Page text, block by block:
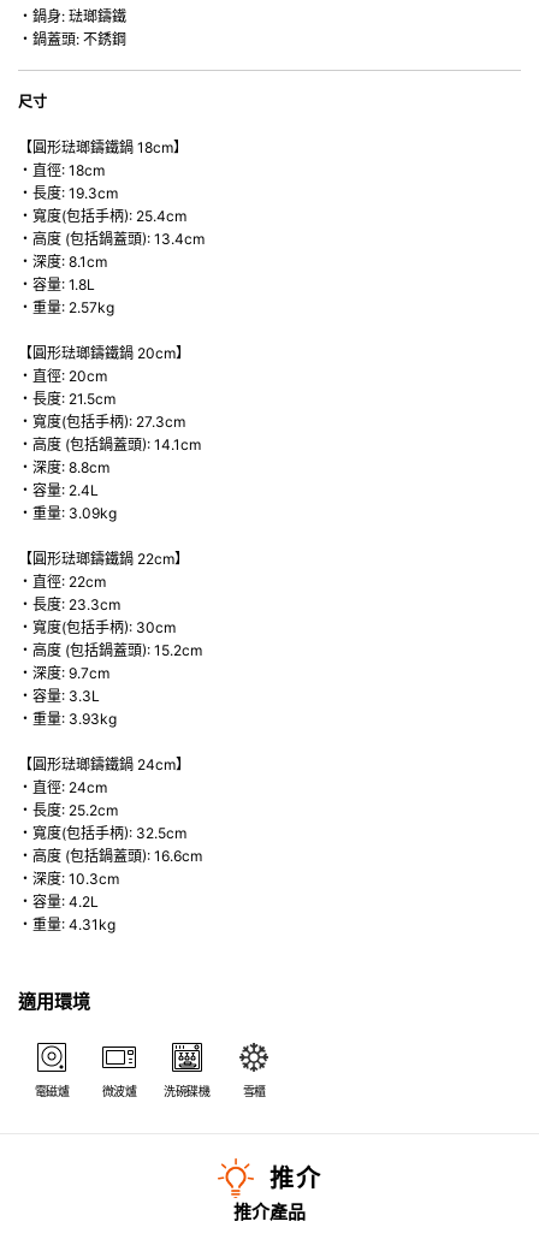
・鍋身: 琺瑯鑄鐵
・鍋蓋頭: 不銹鋼
尺寸
【圓形琺瑯鑄鐵鍋 18cm】
・直徑: 18cm
・長度: 19.3cm
・寬度(包括手柄): 25.4cm
・高度 (包括鍋蓋頭): 13.4cm
・深度: 8.1cm
・容量: 1.8L
・重量: 2.57kg
【圓形琺瑯鑄鐵鍋 20cm】
・直徑: 20cm
・長度: 21.5cm
・寬度(包括手柄): 27.3cm
・高度 (包括鍋蓋頭): 14.1cm
・深度: 8.8cm
・容量: 2.4L
・重量: 3.09kg
【圓形琺瑯鑄鐵鍋 22cm】
・直徑: 22cm
・長度: 23.3cm
・寬度(包括手柄): 30cm
・高度 (包括鍋蓋頭): 15.2cm
・深度: 9.7cm
・容量: 3.3L
・重量: 3.93kg
【圓形琺瑯鑄鐵鍋 24cm】
・直徑: 24cm
・長度: 25.2cm
・寬度(包括手柄): 32.5cm
・高度 (包括鍋蓋頭): 16.6cm
・深度: 10.3cm
・容量: 4.2L
・重量: 4.31kg
適用環境
電磁爐 微波爐 洗碗碟機 雪櫃
推介
推介產品